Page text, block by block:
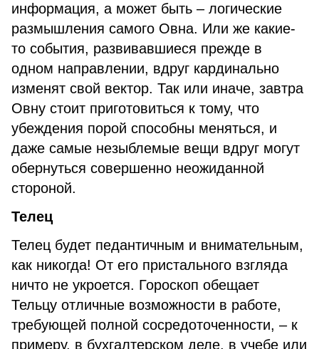
информация, а может быть – логические
размышления самого Овна. Или же какие-
то события, развивавшиеся прежде в
одном направлении, вдруг кардинально
изменят свой вектор. Так или иначе, завтра
Овну стоит приготовиться к тому, что
убеждения порой способны меняться, и
даже самые незыблемые вещи вдруг могут
обернуться совершенно неожиданной
стороной.
Телец
Телец будет педантичным и внимательным,
как никогда! От его пристального взгляда
ничто не укроется. Гороскоп обещает
Тельцу отличные возможности в работе,
требующей полной сосредоточенности, – к
примеру, в бухгалтерском деле, в учебе или